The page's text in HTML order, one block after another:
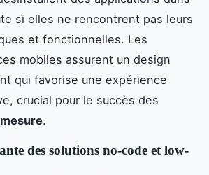
si elles ne rencontrent pas leurs
et fonctionnelles. Les
mobiles assurent un design
qui favorise une expérience
crucial pour le succès des
.
des solutions no-code et low-